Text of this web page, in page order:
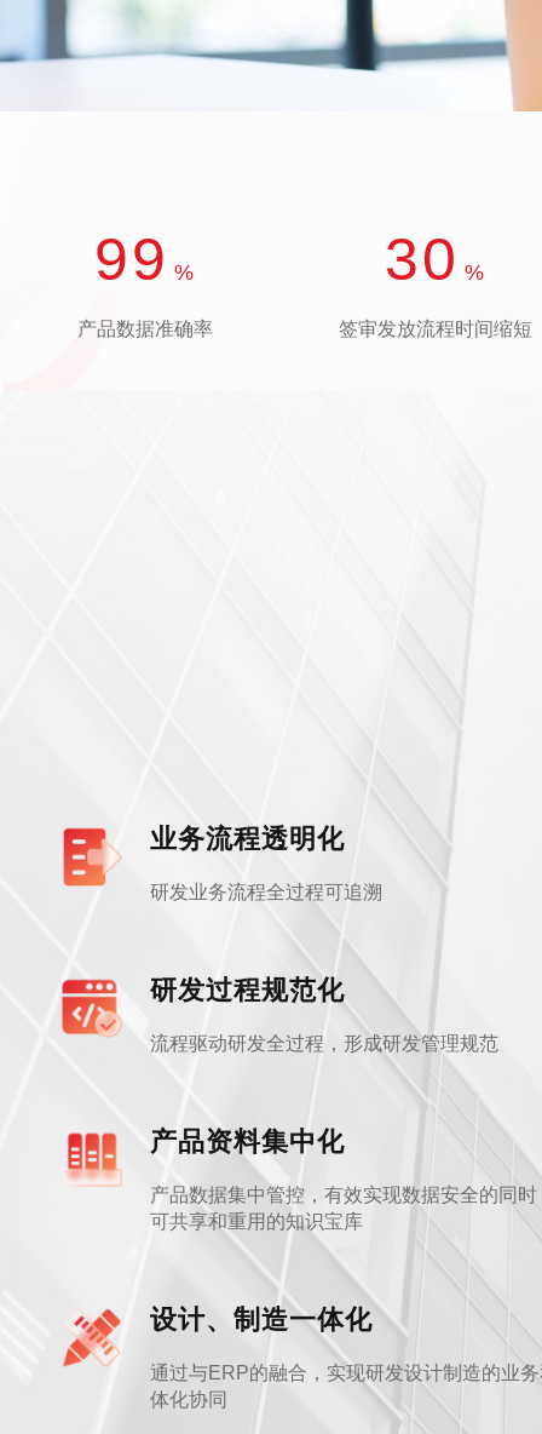
99 %
产品数据准确率
30 %
签审发放流程时间缩短
业务流程透明化
研发业务流程全过程可追溯
研发过程规范化
流程驱动研发全过程，形成研发管理规范
产品资料集中化
产品数据集中管控，有效实现数据安全的同
可共享和重用的知识宝库
设计、制造一体化
通过与ERP的融合，实现研发设计制造的业
体化协同